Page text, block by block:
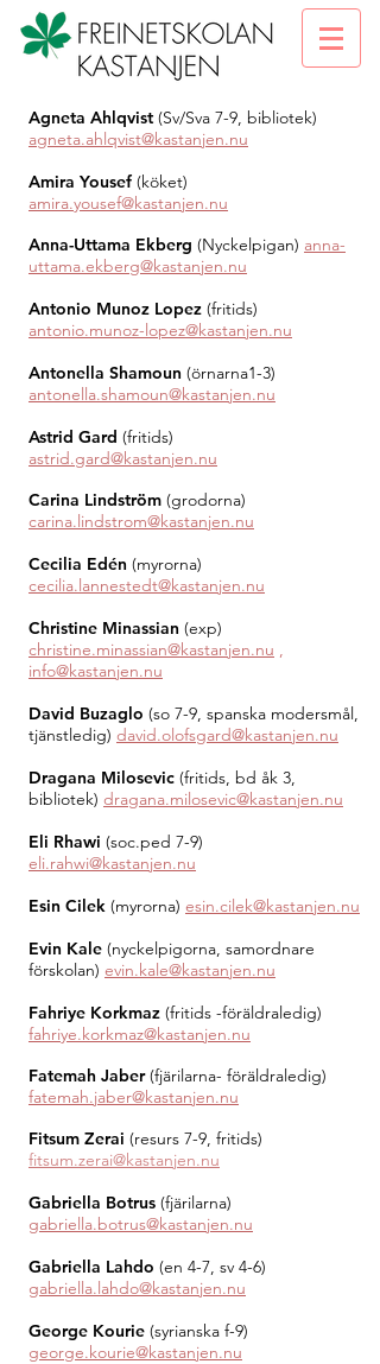
Agneta Ahlqvist (Sv/Sva 7-9, bibliotek)
agneta.ahlqvist@kastanjen.nu
Amira Yousef (köket)
amira.yousef@kastanjen.nu
Anna-Uttama Ekberg (Nyckelpigan) anna-
uttama.ekberg@kastanjen.nu
Antonio Munoz Lopez (fritids)
antonio.munoz-lopez@kastanjen.nu
Antonella Shamoun (örnarna1-3)
antonella.shamoun@kastanjen.nu
Astrid Gard (fritids)
astrid.gard@kastanjen.nu
Carina Lindström (grodorna)
carina.lindstrom@kastanjen.nu
Cecilia Edén (myrorna)
cecilia.lannestedt@kastanjen.nu
Christine Minassian (exp)
christine.minassian@kastanjen.nu ,
info@kastanjen.nu
David Buzaglo (so 7-9, spanska modersmål,
tjänstledig) david.olofsgard@kastanjen.nu
Dragana Milosevic (fritids, bd åk 3,
bibliotek) dragana.milosevic@kastanjen.nu
Eli Rhawi (soc.ped 7-9)
eli.rahwi@kastanjen.nu
Esin Cilek (myrorna) esin.cilek@kastanjen.nu
Evin Kale (nyckelpigorna, samordnare
förskolan) evin.kale@kastanjen.nu
Fahriye Korkmaz (fritids -föräldraledig)
fahriye.korkmaz@kastanjen.nu
Fatemah Jaber(fjärilarna- föräldraledig)
fatemah.jaber@kastanjen.nu
Fitsum Zerai (resurs 7-9, fritids)
fitsum.zerai@kastanjen.nu
Gabriella Botrus (fjärilarna)
gabriella.botrus@kastanjen.nu
Gabriella Lahdo (en 4-7, sv 4-6)
gabriella.lahdo@kastanjen.nu
George Kourie (syrianska f-9)
george.kourie@kastanjen.nu